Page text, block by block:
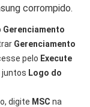
corrompido.
Gerenciamento
Gerenciamento
pelo Execute
juntos Logo do
digite MSCna